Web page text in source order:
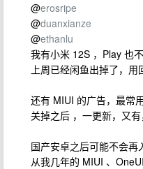
@erosripe
@duanxianze
@ethanlu
我有小米 12S ，Play 也
上周已经闲鱼出掉了，用
还有 MIUI 的广告，最常
关掉之后 ，一更新，又有
国产安卓之后可能不会再
从我几年的 MIUI 、